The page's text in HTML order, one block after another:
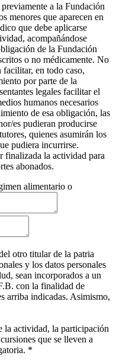
a la Fundación
menores que aparecen en
que debe aplicarse
acompañándose
de la Fundación
o no médicamente. No
facilitar, en todo caso,
por parte de la
legales facilitar el
humanos necesarios
de esa obligación, las
es pudieran producirse
quienes asumirán los
pudiera incurrirse.
finalizada la actividad para
abonados.
alimentario o
otro titular de la patria
y los datos personales
sean incorporados a un
con la finalidad de
arriba indicadas. Asimismo,
la actividad, la participación
que se lleven a
*